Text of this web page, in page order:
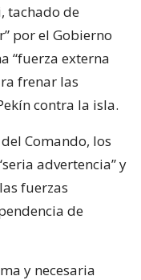
tachado de
por el Gobierno
“fuerza externa
frenar las
contra la isla.
Comando, los
advertencia” y
fuerzas
de
y necesaria